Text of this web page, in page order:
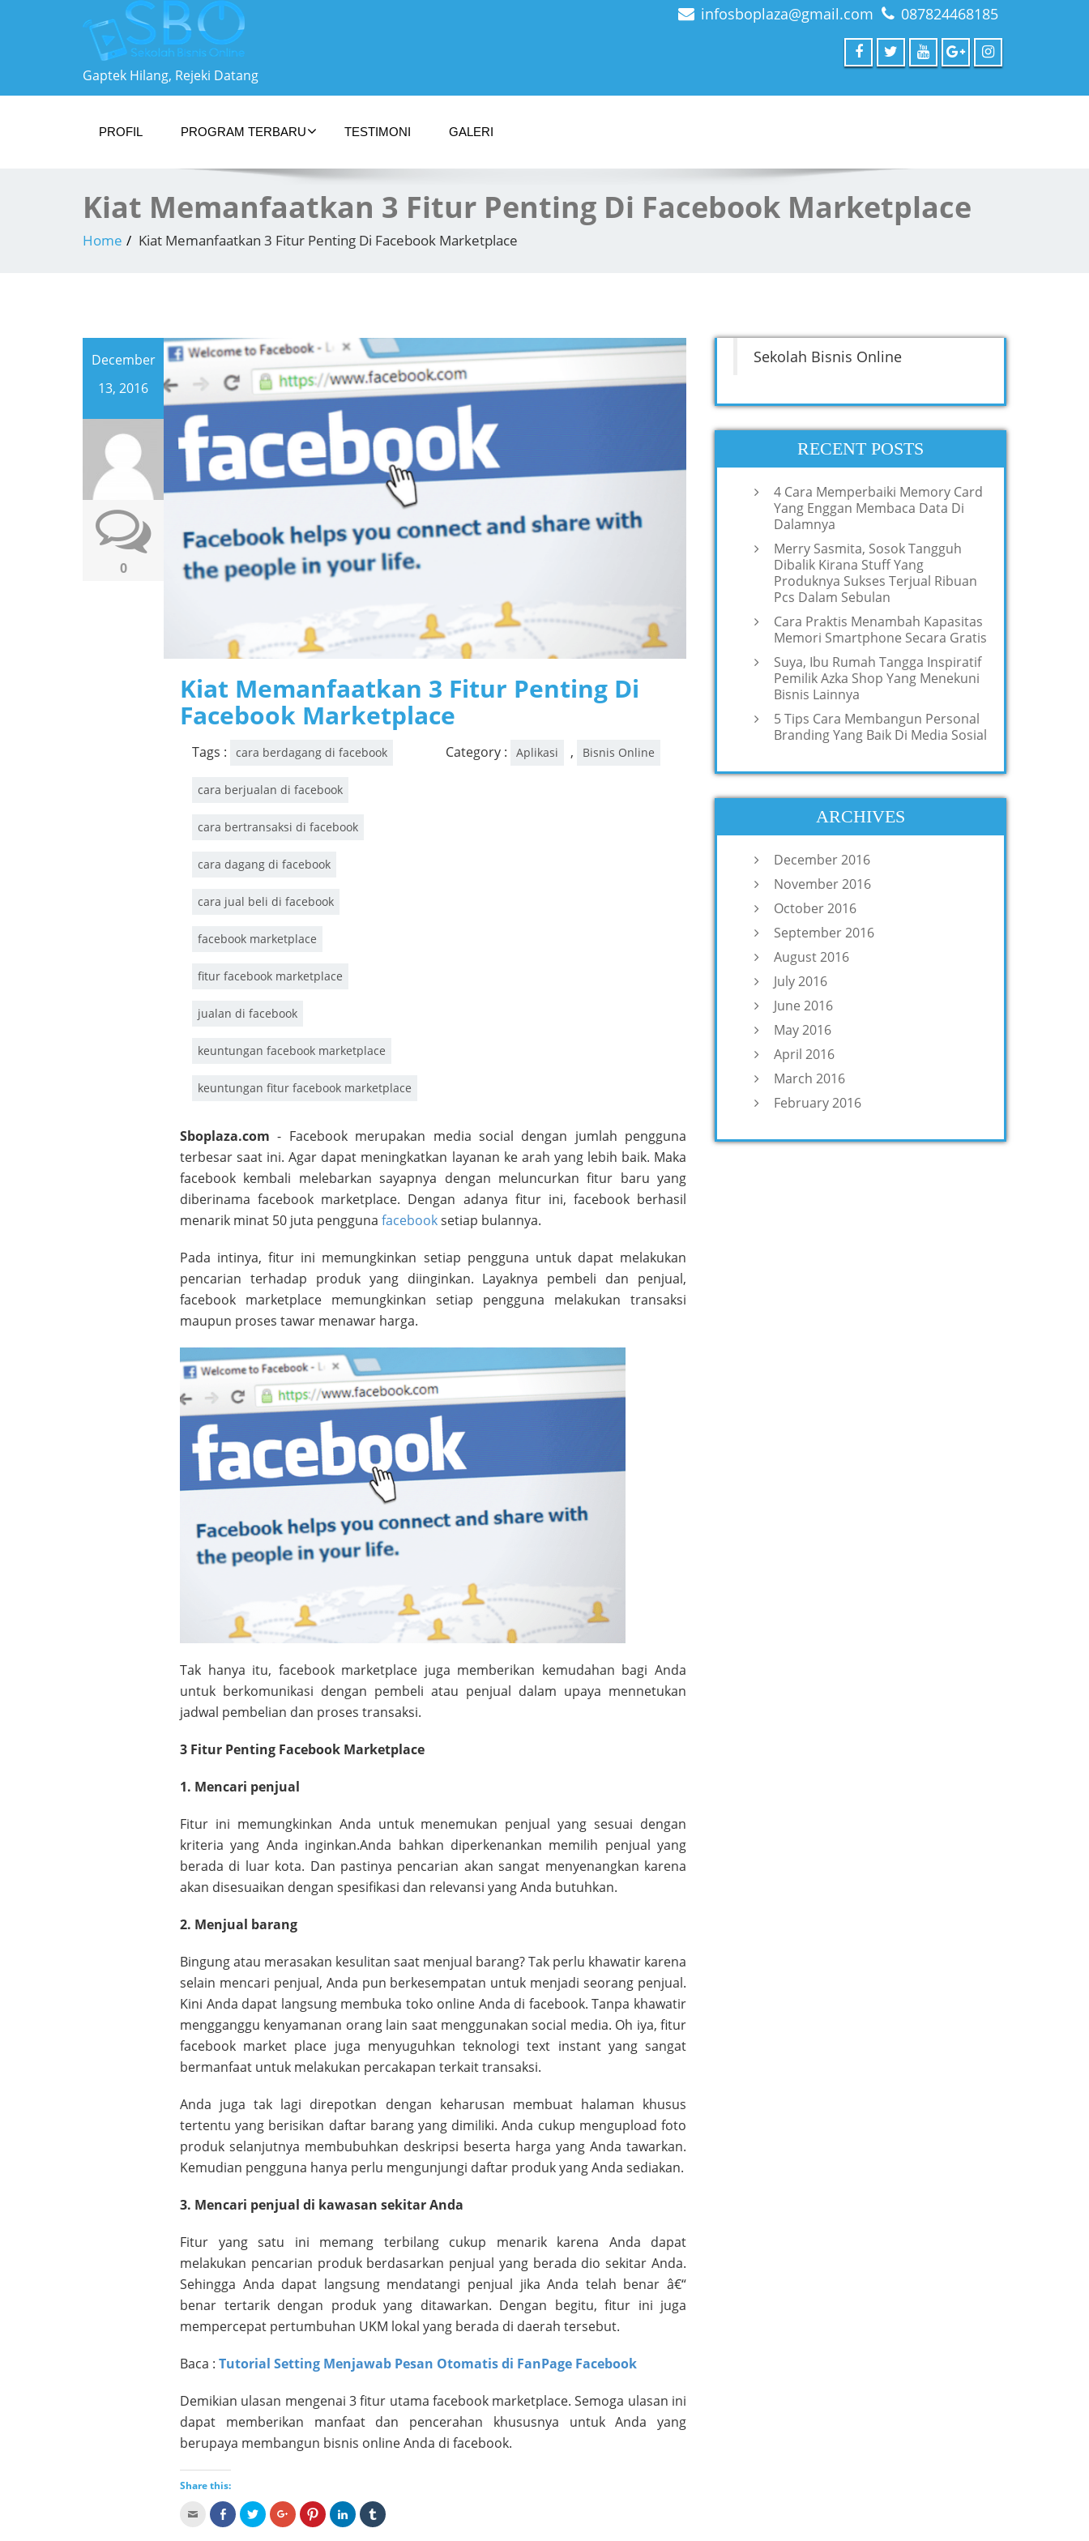
Gaptek Hilang, Rejeki Datang
infosboplaza@gmail.com 087824468185
PROFIL PROGRAM TERBARU TESTIMONI GALERI
Kiat Memanfaatkan 3 Fitur Penting Di Facebook Marketplace
Home Kiat Memanfaatkan 3 Fitur Penting Di Facebook Marketplace
December
13, 2016
0
Kiat Memanfaatkan 3 Fitur Penting Di
Facebook Marketplace
Tags : cara berdagang di facebook
cara berjualan di facebook
cara bertransaksi di facebook
cara dagang di facebook
cara jual beli di facebook
facebook marketplace
fitur facebook marketplace
jualan di facebook
keuntungan facebook marketplace
keuntungan fitur facebook marketplace
Category : Aplikasi , Bisnis Online
Sboplaza.com - Facebook merupakan media social dengan jumlah pengguna
terbesar saat ini. Agar dapat meningkatkan layanan ke arah yang lebih baik. Maka
facebook kembali melebarkan sayapnya dengan meluncurkan fitur baru yang
diberinama facebook marketplace. Dengan adanya fitur ini, facebook berhasil
menarik minat 50 juta pengguna facebooksetiap bulannya.
Pada intinya, fitur ini memungkinkan setiap pengguna untuk dapat melakukan
pencarian terhadap produk yang diinginkan. Layaknya pembeli dan penjual,
facebook marketplace memungkinkan setiap pengguna melakukan transaksi
maupun proses tawar menawar harga.
Tak hanya itu, facebook marketplace juga memberikan kemudahan bagi Anda
untuk berkomunikasi dengan pembeli atau penjual dalam upaya mennetukan
jadwal pembelian dan proses transaksi.
3 Fitur Penting Facebook Marketplace
1. Mencari penjual
Fitur ini memungkinkan Anda untuk menemukan penjual yang sesuai dengan
kriteria yang Anda inginkan.Anda bahkan diperkenankan memilih penjual yang
berada di luar kota. Dan pastinya pencarian akan sangat menyenangkan karena
akan disesuaikan dengan spesifikasi dan relevansi yang Anda butuhkan.
2. Menjual barang
Bingung atau merasakan kesulitan saat menjual barang? Tak perlu khawatir karena
selain mencari penjual, Anda pun berkesempatan untuk menjadi seorang penjual.
Kini Anda dapat langsung membuka toko online Anda di facebook. Tanpa khawatir
mengganggu kenyamanan orang lain saat menggunakan social media. Oh iya, fitur
facebook market place juga menyuguhkan teknologi text instant yang sangat
bermanfaat untuk melakukan percakapan terkait transaksi.
Anda juga tak lagi direpotkan dengan keharusan membuat halaman khusus
tertentu yang berisikan daftar barang yang dimiliki. Anda cukup mengupload foto
produk selanjutnya membubuhkan deskripsi beserta harga yang Anda tawarkan.
Kemudian pengguna hanya perlu mengunjungi daftar produk yang Anda sediakan.
3. Mencari penjual di kawasan sekitar Anda
Fitur yang satu ini memang terbilang cukup menarik karena Anda dapat
melakukan pencarian produk berdasarkan penjual yang berada dio sekitar Anda.
Sehingga Anda dapat langsung mendatangi penjual jika Anda telah benar â€“
benar tertarik dengan produk yang ditawarkan. Dengan begitu, fitur ini juga
mempercepat pertumbuhan UKM lokal yang berada di daerah tersebut.
Baca : Tutorial Setting Menjawab Pesan Otomatis di FanPage Facebook
Demikian ulasan mengenai 3 fitur utama facebook marketplace. Semoga ulasan ini
dapat memberikan manfaat dan pencerahan khususnya untuk Anda yang
berupaya membangun bisnis online Anda di facebook.
Share this:
Click
email
Click
to
share
Click
to
share
Click
to
share
Click
to
share
Click
to
share
Click
to
Sekolah Bisnis Online
RECENT POSTS
4 Cara Memperbaiki Memory Card
Yang Enggan Membaca Data Di
Dalamnya
Merry Sasmita, Sosok Tangguh
Dibalik Kirana Stuff Yang
Produknya Sukses Terjual Ribuan
Pcs Dalam Sebulan
Cara Praktis Menambah Kapasitas
Memori Smartphone Secara Gratis
Suya, Ibu Rumah Tangga Inspiratif
Pemilik Azka Shop Yang Menekuni
Bisnis Lainnya
5 Tips Cara Membangun Personal
Branding Yang Baik Di Media Sosial
ARCHIVES
December 2016
November 2016
October 2016
September 2016
August 2016
July 2016
June 2016
May 2016
April 2016
March 2016
February 2016